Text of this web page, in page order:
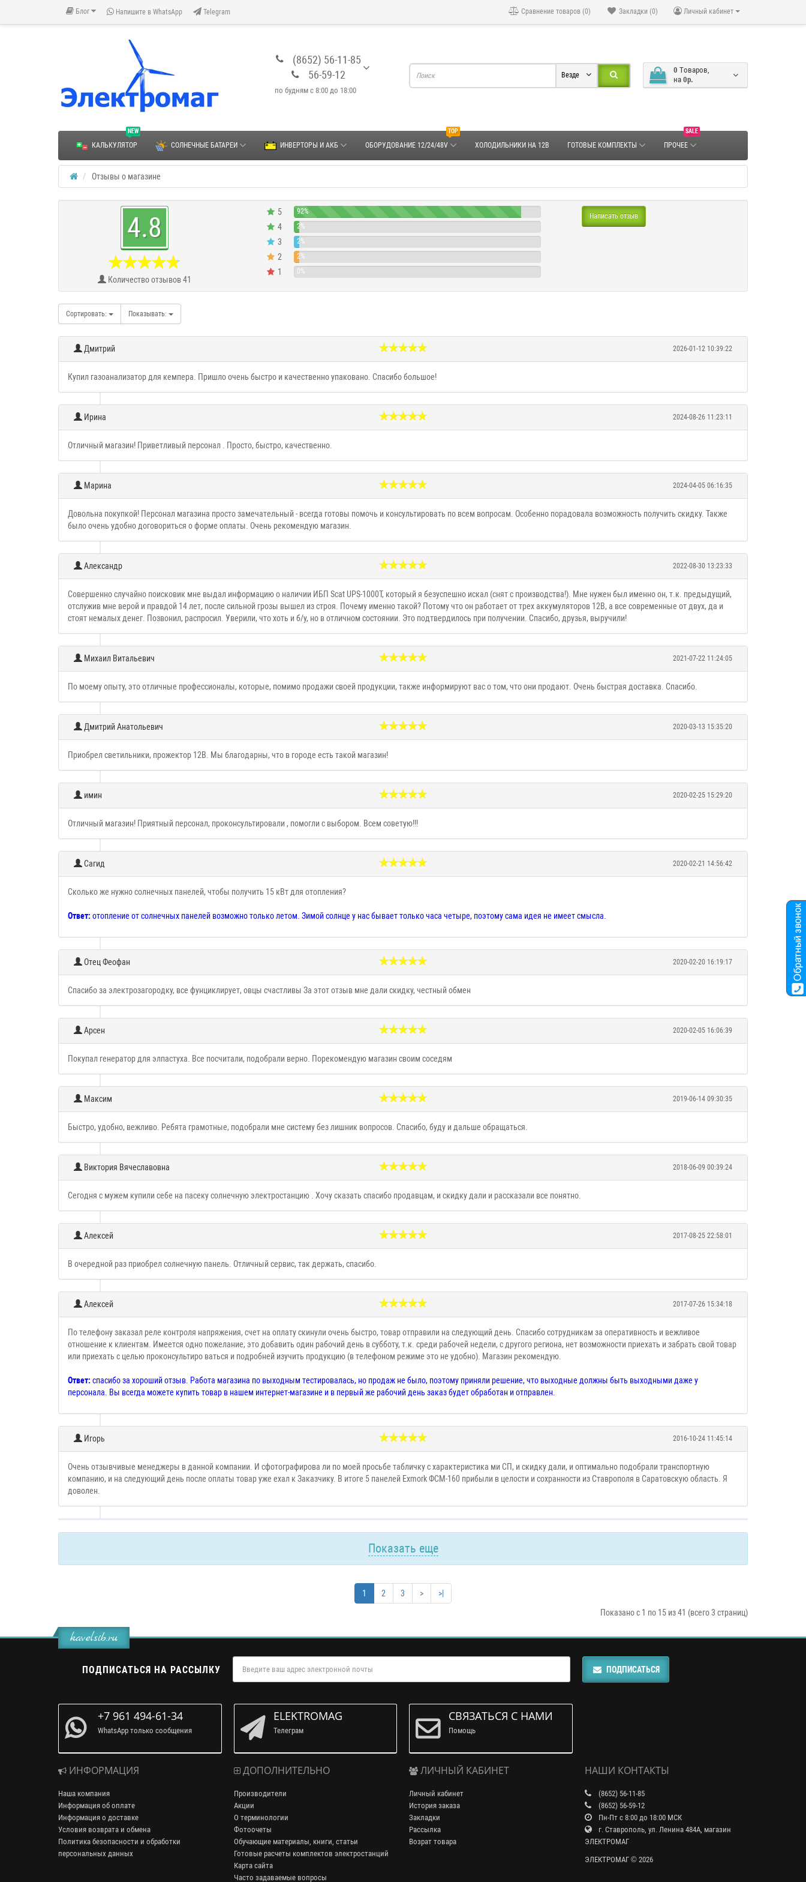
Блог Напишите в WhatsApp Telegram Личный кабинет
Закладки (0)
Сравнение товаров (0)
(8652) 56-11-85
56-59-12
по будням с 8:00 до 18:00
0 Tоваров,
на 0р.
Везде
NEW
КАЛЬКУЛЯТОР СОЛНЕЧНЫЕ БАТАРЕИ ИНВЕРТОРЫ И АКБ
TOP
ОБОРУДОВАНИЕ 12/24/48V ХОЛОДИЛЬНИКИ НА 12В ГОТОВЫЕ КОМПЛЕКТЫ
SALE
ПРОЧЕЕ
Отзывы о магазине
4.8
Количество отзывов 41
5 92%
4 2%
3 2%
2 2%
1 0%
Написать отзыв
Сортировать: Показывать:
Дмитрий 2026-01-12 10:39:22
Купил газоанализатор для кемпера. Пришло очень быстро и качественно упаковано. Спасибо большое!
Ирина 2024-08-26 11:23:11
Отличный магазин! Приветливый персонал . Просто, быстро, качественно.
Марина 2024-04-05 06:16:35
Довольна покупкой! Персонал магазина просто замечательный - всегда готовы помочь и консультировать по всем вопросам. Особенно порадовала возможность получить скидку. Также
было очень удобно договориться о форме оплаты. Очень рекомендую магазин.
Александр 2022-08-30 13:23:33
Совершенно случайно поисковик мне выдал информацию о наличии ИБП Scat UPS-1000Т, который я безуспешно искал (снят с производства!). Мне нужен был именно он, т.к. предыдущий,
отслужив мне верой и правдой 14 лет, после сильной грозы вышел из строя. Почему именно такой? Потому что он работает от трех аккумуляторов 12В, а все современные от двух, да и
стоят немалых денег. Позвонил, распросил. Уверили, что хоть и б/у, но в отличном состоянии. Это подтвердилось при получении. Спасибо, друзья, выручили!
Михаил Витальевич 2021-07-22 11:24:05
По моему опыту, это отличные профессионалы, которые, помимо продажи своей продукции, также информируют вас о том, что они продают. Очень быстрая доставка. Спасибо.
Дмитрий Анатольевич 2020-03-13 15:35:20
Приобрел светильники, прожектор 12В. Мы благодарны, что в городе есть такой магазин!
имин 2020-02-25 15:29:20
Отличный магазин! Приятный персонал, проконсультировали , помогли с выбором. Всем советую!!!
Сагид 2020-02-21 14:56:42
Сколько же нужно солнечных панелей, чтобы получить 15 кВт для отопления?
Ответ: отопление от солнечных панелей возможно только летом. Зимой солнце у нас бывает только часа четыре, поэтому сама идея не имеет смысла.
Отец Феофан 2020-02-20 16:19:17
Спасибо за электрозагородку, все фунциклирует, овцы счастливы За этот отзыв мне дали скидку, честный обмен
Арсен 2020-02-05 16:06:39
Покупал генератор для элпастуха. Все посчитали, подобрали верно. Порекомендую магазин своим соседям
Максим 2019-06-14 09:30:35
Быстро, удобно, вежливо. Ребята грамотные, подобрали мне систему без лишник вопросов. Спасибо, буду и дальше обращаться.
Виктория Вячеславовна 2018-06-09 00:39:24
Сегодня с мужем купили себе на пасеку солнечную электростанцию . Хочу сказать спасибо продавцам, и скидку дали и рассказали все понятно.
Алексей 2017-08-25 22:58:01
В очередной раз приобрел солнечную панель. Отличный сервис, так держать, спасибо.
Алексей 2017-07-26 15:34:18
По телефону заказал реле контроля напряжения, счет на оплату скинули очень быстро, товар отправили на следующий день. Спасибо сотрудникам за оперативность и вежливое
отношение к клиентам. Имеется одно пожелание, это добавить один рабочий день в субботу, т.к. среди рабочей недели, с другого региона, нет возможности приехать и забрать свой товар
или приехать с целью проконсультиро ваться и подробней изучить продукцию (в телефоном режиме это не удобно). Магазин рекомендую.
Ответ: спасибо за хороший отзыв. Работа магазина по выходным тестировалась, но продаж не было, поэтому приняли решение, что выходные должны быть выходными даже у
персонала. Вы всегда можете купить товар в нашем интернет-магазине и в первый же рабочий день заказ будет обработан и отправлен.
Игорь 2016-10-24 11:45:14
Очень отзывчивые менеджеры в данной компании. И сфотографирова ли по моей просьбе табличку с характеристика ми СП, и скидку дали, и оптимально подобрали транспортную
компанию, и на следующий день после оплаты товар уже ехал к Заказчику. В итоге 5 панелей Exmork ФСМ-160 прибыли в целости и сохранности из Ставрополя в Саратовскую область. Я
доволен.
Показать еще
1 2 3 >
>|
Показано с 1 по 15 из 41 (всего 3 страниц)
kavelsib.ru
ПОДПИСАТЬСЯ НА РАССЫЛКУ ПОДПИСАТЬСЯ
+7 961 494-61-34
WhatsApp только сообщения
ELEKTROMAG
Телеграм
СВЯЗАТЬСЯ С НАМИ
Помощь
ИНФОРМАЦИЯ
Наша компания
Информация об оплате
Информация о доставке
Условия возврата и обмена
Политика безопасности и обработки
персональных данных
ДОПОЛНИТЕЛЬНО
Производители
Акции
О терминологии
Фотоочеты
Обучающие материалы, книги, статьи
Готовые расчеты комплектов электростанций
Карта сайта
Часто задаваемые вопросы
ЛИЧНЫЙ КАБИНЕТ
Личный кабинет
История заказа
Закладки
Рассылка
Возрат товара
НАШИ КОНТАКТЫ
(8652) 56-11-85
(8652) 56-59-12
Пн-Пт с 8:00 до 18:00 МСК
г. Ставрополь, ул. Ленина 484А, магазин
ЭЛЕКТРОМАГ
ЭЛЕКТРОМАГ © 2026